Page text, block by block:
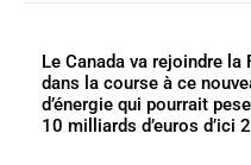
Le Canada va rejoindre la
dans la course à ce
d’énergie qui pourrait
10 milliards d’euros d’ici